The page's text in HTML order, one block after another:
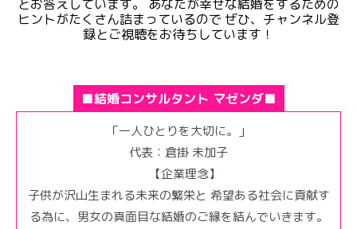
とお答えしています。 あなたが幸せな結婚をするための
ヒントがたくさん詰まっているので ぜひ、チャンネル登
録とご視聴をお待ちしています！
■結婚コンサルタント マゼンダ■
「一人ひとりを大切に。」
代表：倉掛 未加子
【企業理念】
子供が沢山生まれる未来の繁栄と 希望ある社会に貢献す
る為に、男女の真面目な結婚のご縁を結んでいきます。